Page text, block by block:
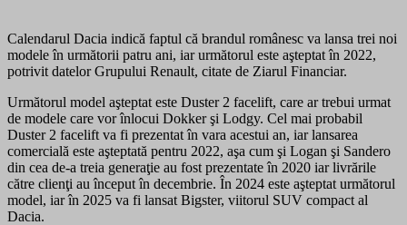
Calendarul Dacia indică faptul că brandul românesc va lansa trei noi
modele în următorii patru ani, iar următorul este aşteptat în 2022,
potrivit datelor Grupului Renault, citate de Ziarul Financiar.
Următorul model aşteptat este Duster 2 facelift, care ar trebui urmat
de modele care vor înlocui Dokker şi Lodgy. Cel mai probabil
Duster 2 facelift va fi prezentat în vara acestui an, iar lansarea
comercială este aşteptată pentru 2022, aşa cum şi Logan şi Sandero
din cea de-a treia generaţie au fost prezentate în 2020 iar livrările
către clienţi au început în decembrie. În 2024 este aşteptat următorul
model, iar în 2025 va fi lansat Bigster, viitorul SUV compact al
Dacia.